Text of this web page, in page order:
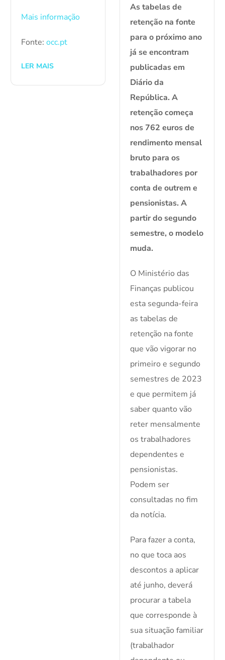
Mais informação
Fonte:occ.pt
LER MAIS
As tabelas de
retenção na fonte
para o próximo ano
já se encontram
publicadas em
Diário da
República. A
retenção começa
nos 762 euros de
rendimento mensal
bruto para os
trabalhadores por
conta de outrem e
pensionistas. A
partir do segundo
semestre, o modelo
muda.
O Ministério das
Finanças publicou
esta segunda-feira
as tabelas de
retenção na fonte
que vão vigorar no
primeiro e segundo
semestres de 2023
e que permitem já
saber quanto vão
reter mensalmente
os trabalhadores
dependentes e
pensionistas.
Podem ser
consultadas no fim
da notícia.
Para fazer a conta,
no que toca aos
descontos a aplicar
até junho, deverá
procurar a tabela
que corresponde à
sua situação familiar
(trabalhador